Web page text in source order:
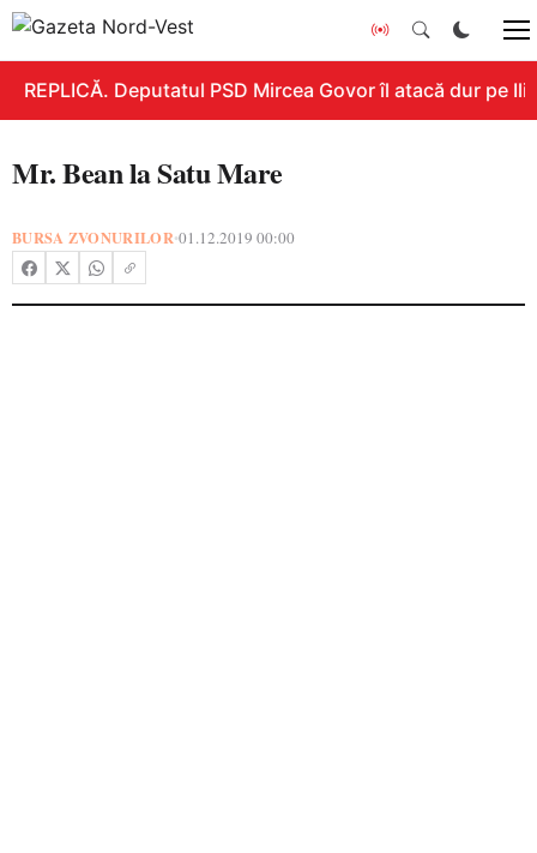
REPLICĂ. Deputatul PSD Mircea Govor îl atacă dur pe
Mr. Bean la Satu Mare
BURSA ZVONURILOR•01.12.2019 00:00